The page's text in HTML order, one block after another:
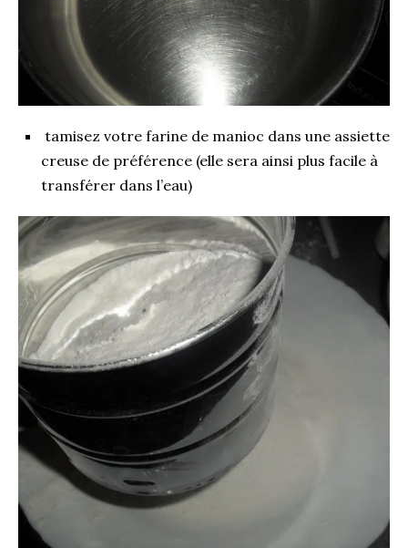
tamisez votre farine de manioc dans une assiette
creuse de préférence (elle sera ainsi plus facile à
transférer dans l’eau)